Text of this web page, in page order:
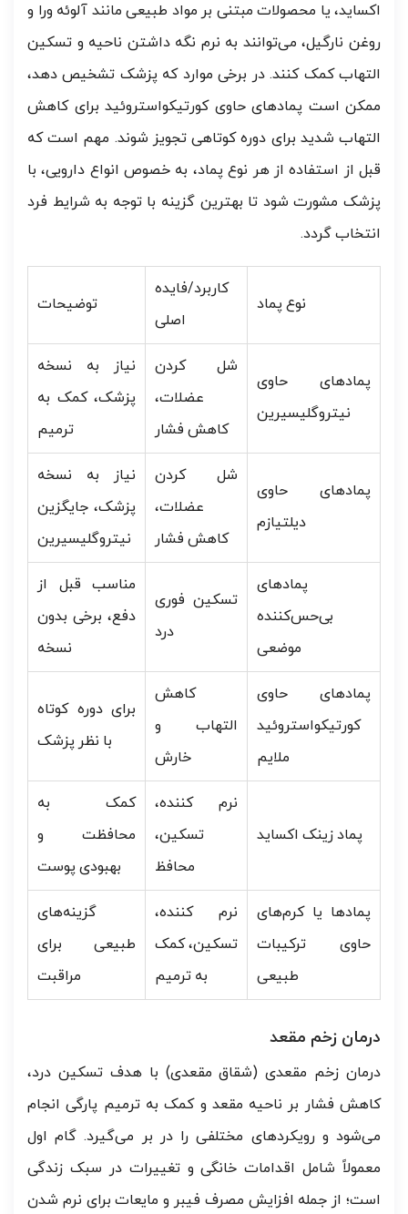
اکساید، یا محصولات مبتنی بر مواد طبیعی مانند آلوئه ورا و
روغن نارگیل، می‌توانند به نرم نگه داشتن ناحیه و تسکین
التهاب کمک کنند. در برخی موارد که پزشک تشخیص دهد،
ممکن است پمادهای حاوی کورتیکواستروئید برای کاهش
التهاب شدید برای دوره کوتاهی تجویز شوند. مهم است که
قبل از استفاده از هر نوع پماد، به خصوص انواع دارویی، با
پزشک مشورت شود تا بهترین گزینه با توجه به شرایط فرد
انتخاب گردد.
توضیحات
کاربرد/فایده
اصلی
نوع پماد
نیاز به نسخه
پزشک، کمک به
ترمیم
شل کردن
عضلات،
کاهش فشار
پمادهای حاوی
نیتروگلیسیرین
نیاز به نسخه
پزشک، جایگزین
نیتروگلیسیرین
شل کردن
عضلات،
کاهش فشار
پمادهای حاوی
دیلتیازم
مناسب قبل از
دفع، برخی بدون
نسخه
تسکین فوری
درد
پمادهای
بی‌حس‌کننده
موضعی
برای دوره کوتاه
با نظر پزشک
کاهش
التهاب و
خارش
پمادهای حاوی
کورتیکواستروئید
ملایم
کمک به
محافظت و
بهبودی پوست
نرم کننده،
تسکین،
محافظ
پماد زینک اکساید
گزینه‌های
طبیعی برای
مراقبت
نرم کننده،
تسکین، کمک
به ترمیم
پمادها یا کرم‌های
حاوی ترکیبات
طبیعی
درمان زخم مقعد
درمان زخم مقعدی (شقاق مقعدی) با هدف تسکین درد،
کاهش فشار بر ناحیه مقعد و کمک به ترمیم پارگی انجام
می‌شود و رویکردهای مختلفی را در بر می‌گیرد. گام اول
معمولاً شامل اقدامات خانگی و تغییرات در سبک زندگی
است؛ از جمله افزایش مصرف فیبر و مایعات برای نرم شدن